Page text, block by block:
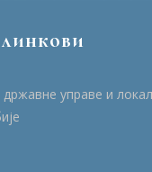
управе и